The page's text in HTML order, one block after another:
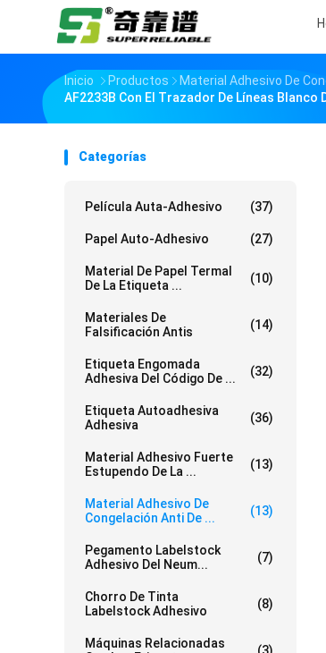
Inicio Productos Material Adhesivo De
AF2233B Con El Trazador De Líneas Blanco
Categorías
Película Auta-Adhesivo (37)
Papel Auto-Adhesivo (27)
Material De Papel Termal
De La Etiqueta ...
(10)
Materiales De
Falsificación Antis
(14)
Etiqueta Engomada
Adhesiva Del Código De ...
(32)
Etiqueta Autoadhesiva
Adhesiva
(36)
Material Adhesivo Fuerte
Estupendo De La ...
(13)
Material Adhesivo De
Congelación Anti De ...
(13)
Pegamento Labelstock
Adhesivo Del Neum...
(7)
Chorro De Tinta
Labelstock Adhesivo
(8)
Máquinas Relacionadas